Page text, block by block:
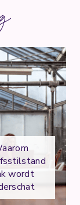
wordt